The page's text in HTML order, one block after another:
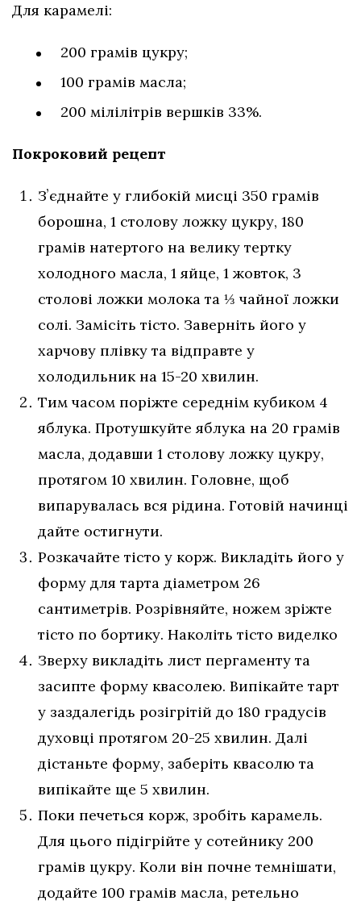
Для карамелі:
200 грамів цукру;
100 грамів масла;
200 мілілітрів вершків 33%.
Покроковий рецепт
Зʼєднайте у глибокій мисці 350 грамів
борошна, 1 столову ложку цукру, 180
грамів натертого на велику тертку
холодного масла, 1 яйце, 1 жовток, 3
столові ложки молока та ⅓ чайної ложки
солі. Замісіть тісто. Заверніть його у
харчову плівку та відправте у
холодильник на 15-20 хвилин.
Тим часом поріжте середнім кубиком 4
яблука. Протушкуйте яблука на 20 грамів
масла, додавши 1 столову ложку цукру,
протягом 10 хвилин. Головне, щоб
випарувалась вся рідина. Готовій начинці
дайте остигнути.
Розкачайте тісто у корж. Викладіть його у
форму для тарта діаметром 26
сантиметрів. Розрівняйте, ножем зріжте
тісто по бортику. Наколіть тісто виделко
Зверху викладіть лист пергаменту та
засипте форму квасолею. Випікайте тарт
у заздалегідь розігрітій до 180 градусів
духовці протягом 20-25 хвилин. Далі
дістаньте форму, заберіть квасолю та
випікайте ще 5 хвилин.
Поки печеться корж, зробіть карамель.
Для цього підігрійте у сотейнику 200
грамів цукру. Коли він почне темнішати,
додайте 100 грамів масла, ретельно